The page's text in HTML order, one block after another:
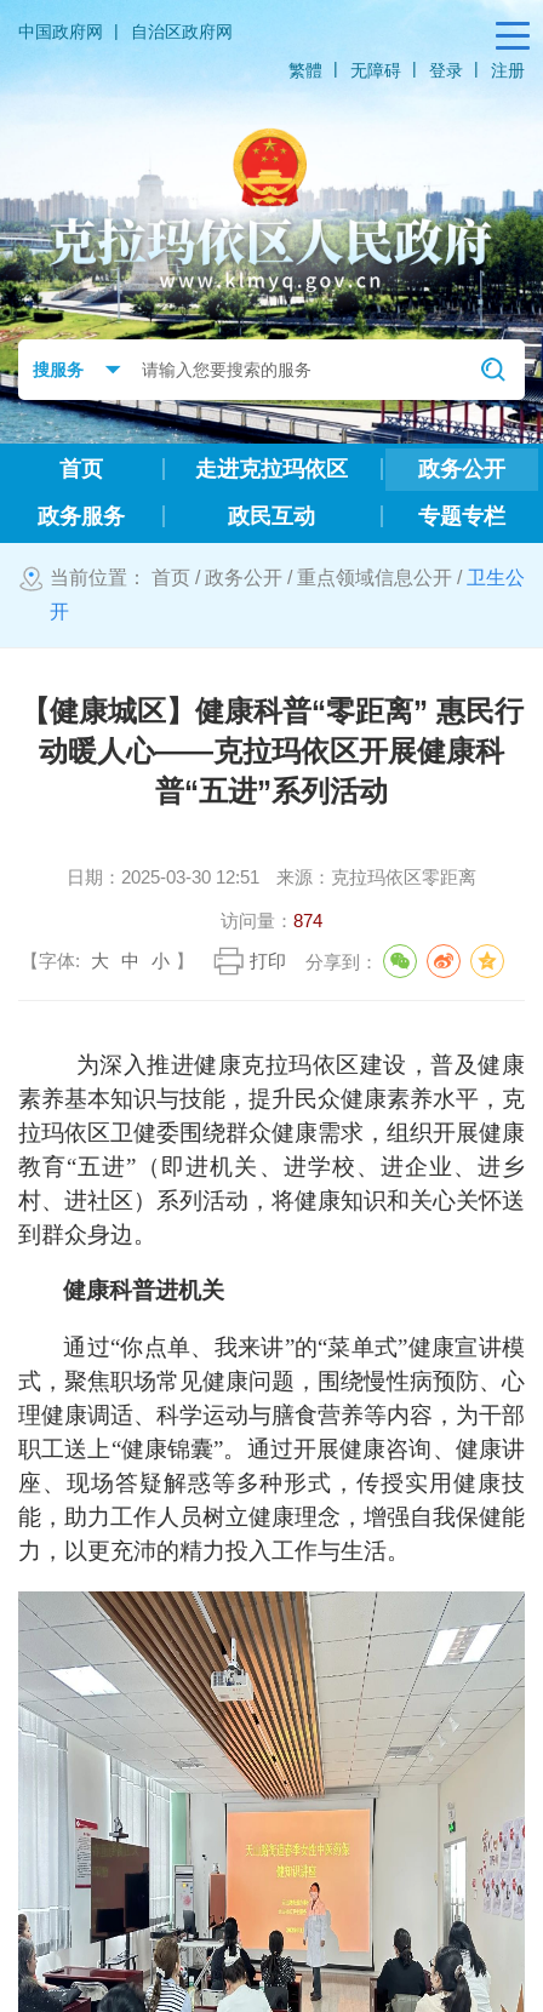
中国政府网 |
自治区政府网
繁體
| 无障碍 | 登录 | 注册
首页 走进克拉玛依区
政务公开
政务服务
政民互动 专题专栏
当前位置： 首页 /政务公开 /重点领域信息公开 / 卫生公
开
【健康城区】健康科普“零距离” 惠民行
动暖人心——克拉玛依区开展健康科
普“五进”系列活动
日期： 2025-03-30 12:51 来源： 克拉玛依区零距离
访问量： 874
【字体:
大 中 小 】 打印 分享到：
为深入推进健康克拉玛依区建设，普及健康
素养基本知识与技能，提升民众健康素养水平，克
拉玛依区卫健委围绕群众健康需求，组织开展健康
教育“五进”（即进机关、进学校、进企业、进乡
村、进社区）系列活动，将健康知识和关心关怀送
到群众身边。
健康科普进机关
通过“你点单、我来讲”的“菜单式”健康宣讲模
式，聚焦职场常见健康问题，围绕慢性病预防、心
理健康调适、科学运动与膳食营养等内容，为干部
职工送上“健康锦囊”。通过开展健康咨询、健康讲
座、现场答疑解惑等多种形式，传授实用健康技
能，助力工作人员树立健康理念，增强自我保健能
力，以更充沛的精力投入工作与生活。